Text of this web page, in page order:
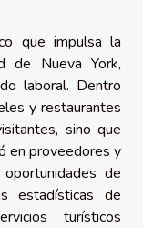
que impulsa la
de Nueva York,
laboral. Dentro
y restaurantes
sino que
en proveedores y
de
estadísticas de
turísticos